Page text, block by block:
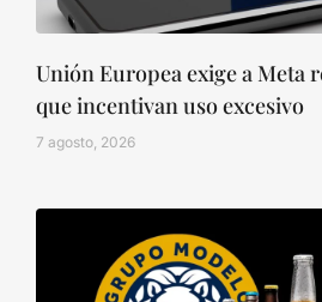
Unión Europea exige a Meta
que incentivan uso excesivo
7 agosto, 2026